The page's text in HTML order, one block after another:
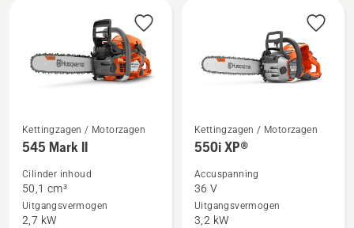
Bekijk
details
over
545
Kettingzagen / Motorzagen
545 Mark II
Cilinder inhoud
50,1 cm³
Uitgangsvermogen
2,7 kW
Bekijk
details
over
550i
Kettingzagen / Motorzagen
550i XP®
Accuspanning
36 V
Uitgangsvermogen
3,2 kW